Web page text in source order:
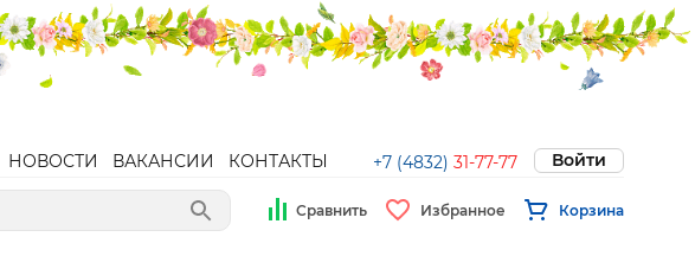
НОВОСТИ ВАКАНСИИ КОНТАКТЫ +7 (4832) 31-77-77 Войти
Сравнить Избранное Корзина